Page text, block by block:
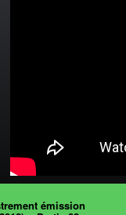
émission